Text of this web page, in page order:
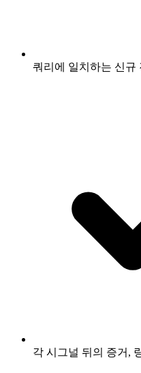
쿼리에 일치하는 신
각 시그널 뒤의 증거,